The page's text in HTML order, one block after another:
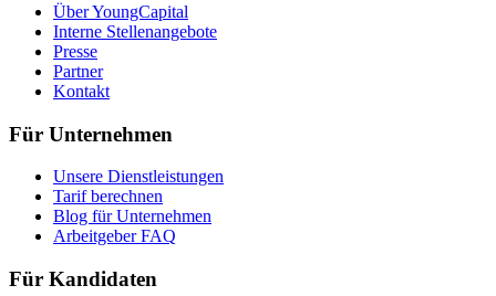
Über YoungCapital
Interne Stellenangebote
Presse
Partner
Kontakt
Für Unternehmen
Unsere Dienstleistungen
Tarif berechnen
Blog für Unternehmen
Arbeitgeber FAQ
Für Kandidaten